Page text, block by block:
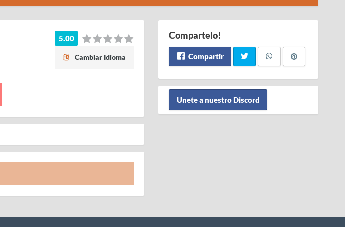
5.00
Cambiar Idioma
Compartelo!
Compartir
Unete a nuestro Discord